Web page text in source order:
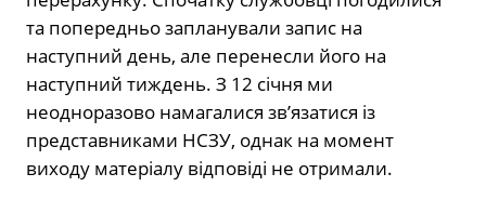
та попередньо запланували запис на
наступний день, але перенесли його на
наступний тиждень. З 12 січня ми
неодноразово намагалися зв’язатися із
представниками НСЗУ, однак на момент
виходу матеріалу відповіді не отримали.